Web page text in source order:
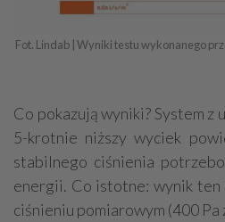
Fot. Lindab | Wyniki testu wykonanego
Co pokazują wyniki? System z
5-krotnie niższy wyciek
stabilnego ciśnienia
energii. Co istotne: wynik ten
ciśnieniu pomiarowym (400 Pa